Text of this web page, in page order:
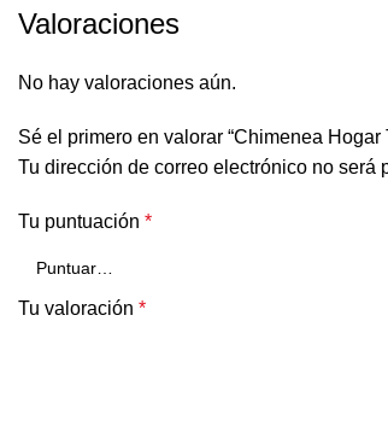
Valoraciones
No hay valoraciones aún.
Sé el primero en valorar “Chimenea
Tu dirección de correo electrónico no será
Tu puntuación *
Tu valoración *